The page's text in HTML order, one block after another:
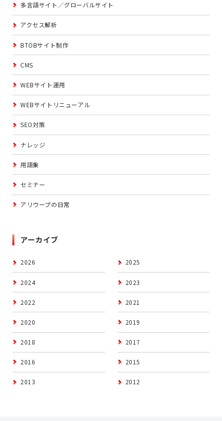
多言語サイト／グローバルサイト
アクセス解析
BTOBサイト制作
CMS
WEBサイト運用
WEBサイトリニューアル
SEO対策
ナレッジ
用語集
セミナー
アリウープの日常
アーカイブ
2026 2025
2024 2023
2022 2021
2020 2019
2018 2017
2016 2015
2013 2012